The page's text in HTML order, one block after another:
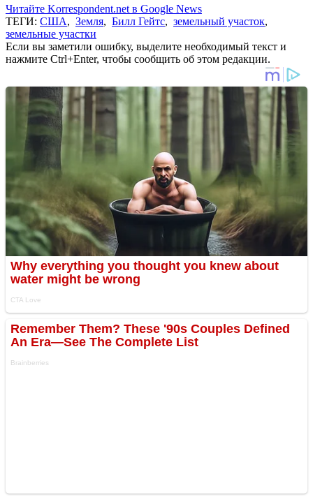
Читайте Korrespondent.net в Google News
ТЕГИ: США, Земля, Билл Гейтс, земельный участок,
земельные участки
Если вы заметили ошибку, выделите необходимый текст и
нажмите Ctrl+Enter, чтобы сообщить об этом редакции.